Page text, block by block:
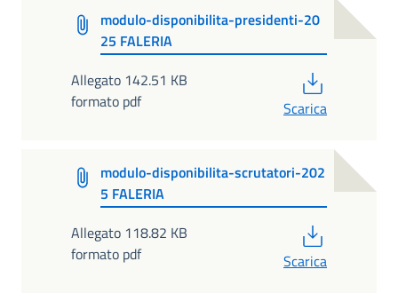
modulo-disponibilita-presidenti-20
25 FALERIA
Allegato 142.51 KB
formato pdf
Scarica
modulo-disponibilita-scrutatori-202
5 FALERIA
Allegato 118.82 KB
formato pdf
Scarica